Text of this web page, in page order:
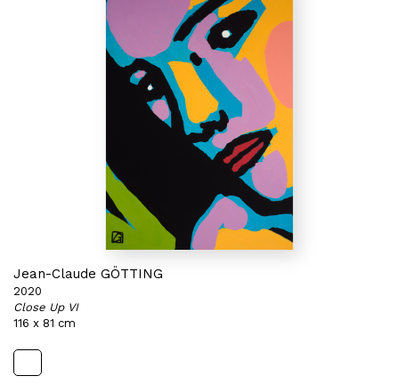
Jean-Claude GÖTTING
2020
Close Up VI
116 x 81 cm